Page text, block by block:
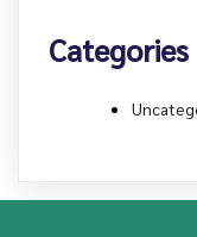
Categories